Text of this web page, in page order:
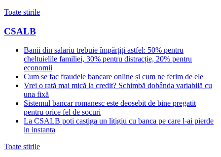
Toate stirile
CSALB
Banii din salariu trebuie împărțiți astfel: 50% pentru
cheltuielile familiei, 30% pentru distracție, 20% pentru
economii
Cum se fac fraudele bancare online și cum ne ferim de ele
Vrei o rată mai mică la credit? Schimbă dobânda variabilă cu
una fixă
Sistemul bancar romanesc este deosebit de bine pregatit
pentru orice fel de socuri
La CSALB poti castiga un litigiu cu banca pe care l-ai pierde
in instanta
Toate stirile